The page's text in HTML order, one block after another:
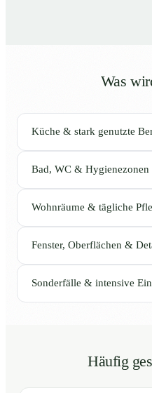
Was
Küche & stark genutzte
Bad, WC & Hygienezonen
Wohnräume & tägliche
Fenster, Oberflächen &
Sonderfälle & intensive
Häufig